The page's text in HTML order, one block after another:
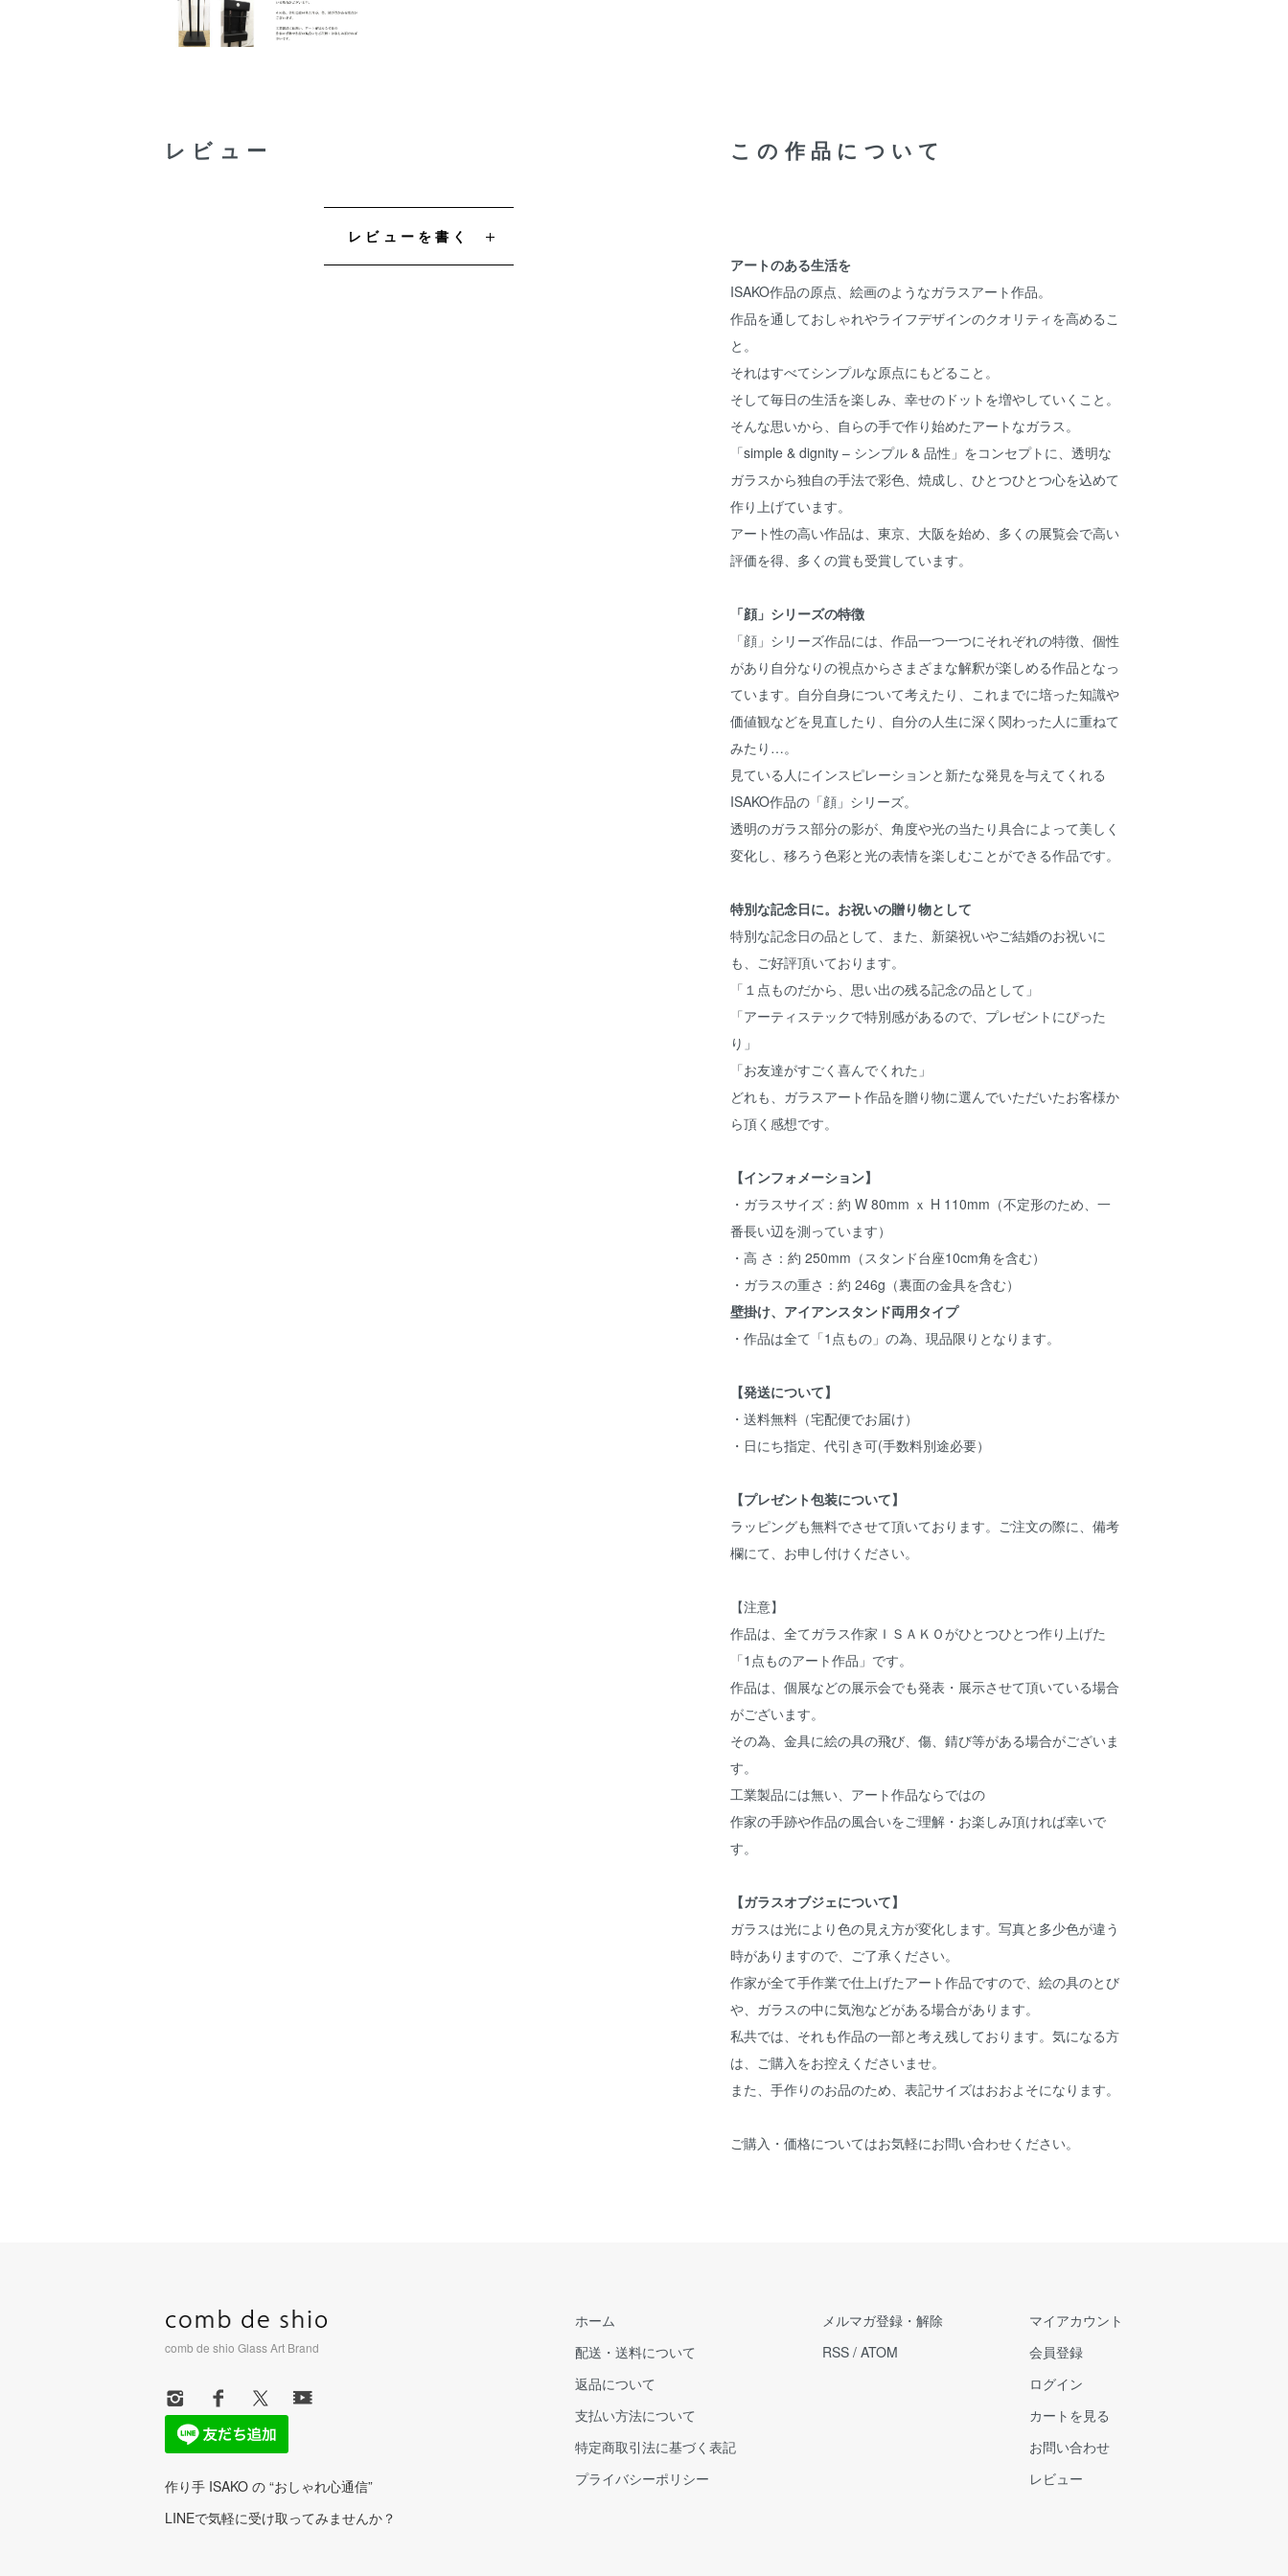
この作品について
アートのある生活を
ISAKO作品の原点、絵画のようなガラスアート作品。
作品を通しておしゃれやライフデザインのクオリティを高めるこ
と。
それはすべてシンプルな原点にもどること。
そして毎日の生活を楽しみ、幸せのドットを増やしていくこと。
そんな思いから、自らの手で作り始めたアートなガラス。
「simple & dignity – シンプル & 品性」をコンセプトに、透明な
ガラスから独自の手法で彩色、焼成し、ひとつひとつ心を込めて
作り上げています。
アート性の高い作品は、東京、大阪を始め、多くの展覧会で高い
評価を得、多くの賞も受賞しています。
「顔」シリーズの特徴
「顔」シリーズ作品には、作品一つ一つにそれぞれの特徴、個性
があり自分なりの視点からさまざまな解釈が楽しめる作品となっ
ています。自分自身について考えたり、これまでに培った知識や
価値観などを見直したり、自分の人生に深く関わった人に重ねて
みたり…。
見ている人にインスピレーションと新たな発見を与えてくれる
ISAKO作品の「顔」シリーズ。
透明のガラス部分の影が、角度や光の当たり具合によって美しく
変化し、移ろう色彩と光の表情を楽しむことができる作品です。
特別な記念日に。お祝いの贈り物として
特別な記念日の品として、また、新築祝いやご結婚のお祝いに
も、ご好評頂いております。
「１点ものだから、思い出の残る記念の品として」
「アーティステックで特別感があるので、プレゼントにぴった
り」
「お友達がすごく喜んでくれた」
どれも、ガラスアート作品を贈り物に選んでいただいたお客様か
ら頂く感想です。
【インフォメーション】
・ガラスサイズ：約 W 80mm ｘ H 110mm（不定形のため、一
番長い辺を測っています）
・高 さ：約 250mm（スタンド台座10cm角を含む）
・ガラスの重さ：約 246g（裏面の金具を含む）
壁掛け、アイアンスタンド両用タイプ
・作品は全て「1点もの」の為、現品限りとなります。
【発送について】
・送料無料（宅配便でお届け）
・日にち指定、代引き可(手数料別途必要）
【プレゼント包装について】
ラッピングも無料でさせて頂いております。ご注文の際に、備考
欄にて、お申し付けください。
【注意】
作品は、全てガラス作家ＩＳＡＫＯがひとつひとつ作り上げた
「1点ものアート作品」です。
作品は、個展などの展示会でも発表・展示させて頂いている場合
がございます。
その為、金具に絵の具の飛び、傷、錆び等がある場合がございま
す。
工業製品には無い、アート作品ならではの
作家の手跡や作品の風合いをご理解・お楽しみ頂ければ幸いで
す。
【ガラスオブジェについて】
ガラスは光により色の見え方が変化します。写真と多少色が違う
時がありますので、ご了承ください。
作家が全て手作業で仕上げたアート作品ですので、絵の具のとび
や、ガラスの中に気泡などがある場合があります。
私共では、それも作品の一部と考え残しております。気になる方
は、ご購入をお控えくださいませ。
また、手作りのお品のため、表記サイズはおおよそになります。
ご購入・価格についてはお気軽にお問い合わせください。
レビュー
レビューを書く
comb de shio Glass Art Brand
作り手 ISAKO の “おしゃれ心通信”
LINEで気軽に受け取ってみませんか？
ホーム
配送・送料について
返品について
支払い方法について
特定商取引法に基づく表記
プライバシーポリシー
メルマガ登録・解除
RSS / ATOM
マイアカウント
会員登録
ログイン
カートを見る
お問い合わせ
レビュー